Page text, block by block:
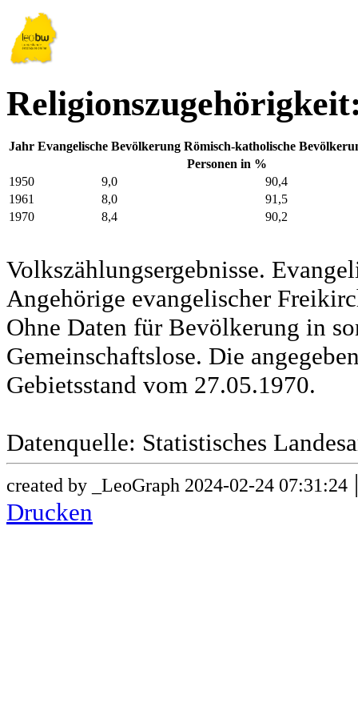
Jahr Evangelische Bevölkerung Römisch-katholische
Personen in %
1950
9,0
90,4
1961
8,0
91,5
1970
8,4 90,2
Volkszählungsergebnisse.
Angehörige evangelischer
Ohne Daten für Bevölkerung in
Gemeinschaftslose. Die
Gebietsstand vom 27.05.1970.
Datenquelle: Statistisches
created by _LeoGraph 2024-02-24 07:31:24
Drucken